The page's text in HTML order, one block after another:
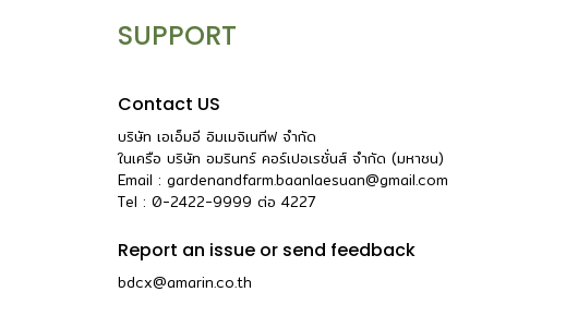
SUPPORT
Contact US
บริษัท เอเอ็มอี อิมเมจิเนทีฟ จำกัด
ในเครือ บริษัท อมรินทร์ คอร์เปอเรชั่นส์ จำกัด (มหาชน)
Email : gardenandfarm.baanlaesuan@gmail.com
Tel : 0-2422-9999 ต่อ 4227
Report an issue or send feedback
bdcx@amarin.co.th